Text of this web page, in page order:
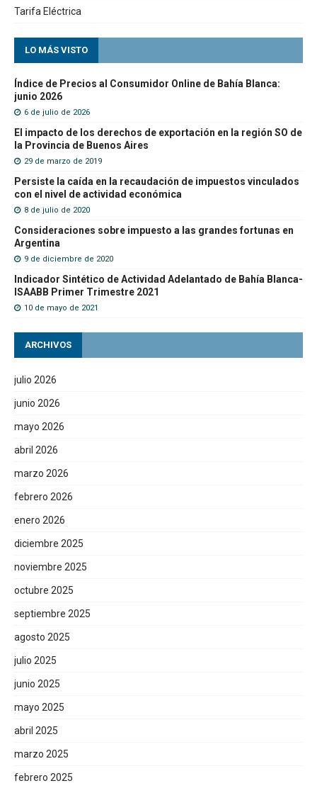
Tarifa Eléctrica
LO MÁS VISTO
Índice de Precios al Consumidor Online de Bahía Blanca:
junio 2026
6 de julio de 2026
El impacto de los derechos de exportación en la región SO de
la Provincia de Buenos Aires
29 de marzo de 2019
Persiste la caída en la recaudación de impuestos vinculados
con el nivel de actividad económica
8 de julio de 2020
Consideraciones sobre impuesto a las grandes fortunas en
Argentina
9 de diciembre de 2020
Indicador Sintético de Actividad Adelantado de Bahía Blanca-
ISAABB Primer Trimestre 2021
10 de mayo de 2021
ARCHIVOS
julio 2026
junio 2026
mayo 2026
abril 2026
marzo 2026
febrero 2026
enero 2026
diciembre 2025
noviembre 2025
octubre 2025
septiembre 2025
agosto 2025
julio 2025
junio 2025
mayo 2025
abril 2025
marzo 2025
febrero 2025